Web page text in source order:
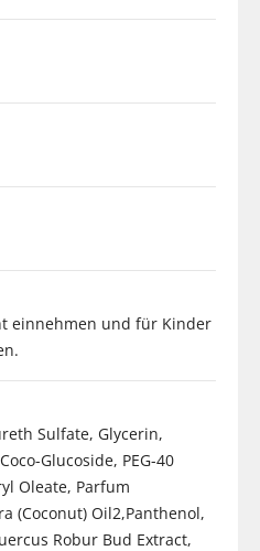
einnehmen und für Kinder
Sulfate, Glycerin,
Glucoside, PEG-40
Oleate, Parfum
(Coconut) Oil2,Panthenol,
Robur Bud Extract,